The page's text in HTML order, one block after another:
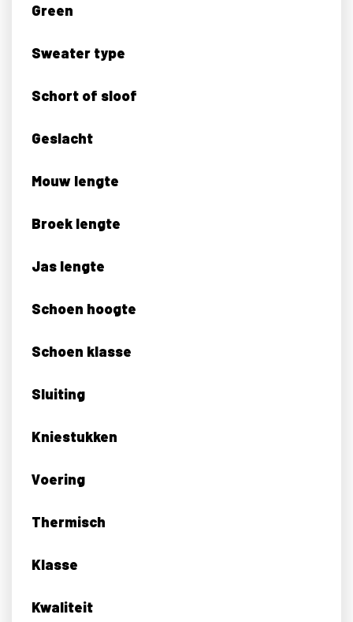
Green
Sweater type
Schort of sloof
Geslacht
Mouw lengte
Broek lengte
Jas lengte
Schoen hoogte
Schoen klasse
Sluiting
Kniestukken
Voering
Thermisch
Klasse
Kwaliteit